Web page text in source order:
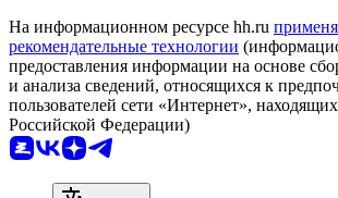
На информационном ресурсе hh.ru
рекомендательные технологии
предоставления информации на основе
и анализа сведений, относящихся к
пользователей сети «Интернет»,
Российской Федерации)